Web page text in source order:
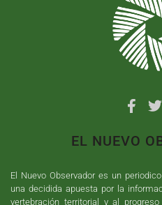
EL NUEVO
El Nuevo Observador es un
una decidida apuesta por la
vertebración territorial y al